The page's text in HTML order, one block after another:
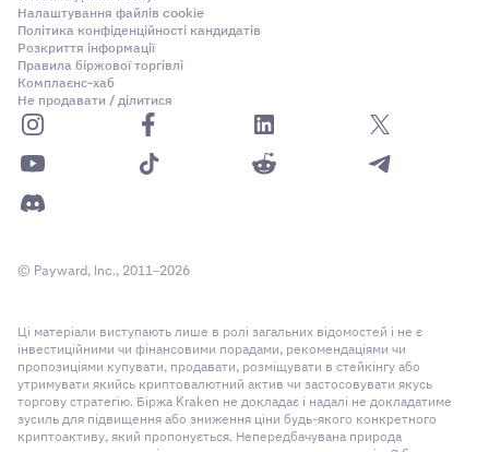
Налаштування файлів cookie
Політика конфіденційності кандидатів
Розкриття інформації
Правила біржової торгівлі
Комплаєнс-хаб
Не продавати / ділитися
© Payward, Inc., 2011–2026
Ці матеріали виступають лише в ролі загальних відомостей і не є
інвестиційними чи фінансовими порадами, рекомендаціями чи
пропозиціями купувати, продавати, розміщувати в стейкінгу або
утримувати якийсь криптовалютний актив чи застосовувати якусь
торгову стратегію. Біржа Kraken не докладає і надалі не докладатиме
зусиль для підвищення або зниження ціни будь-якого конкретного
криптоактиву, який пропонується. Непередбачувана природа